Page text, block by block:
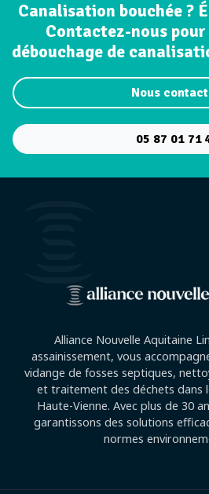
Canalisation bouchée ?
Contactez-nous pour
débouchage de
Nous
05 87 01 71
Alliance Nouvelle Aquitaine
assainissement, vous
vidange de fosses septiques,
et traitement des déchets dans
Haute-Vienne. Avec plus de 30
garantissons des solutions
normes